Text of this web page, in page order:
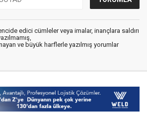
edici cümleler veya imalar, inançlara saldırı
ve büyük harflerle yazılmış yorumlar